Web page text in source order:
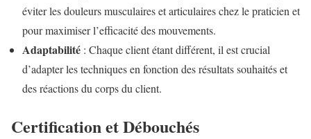
éviter les douleurs musculaires et articulaires chez le praticien et
pour maximiser l’efficacité des mouvements.
Adaptabilité : Chaque client étant différent, il est crucial
d’adapter les techniques en fonction des résultats souhaités et
des réactions du corps du client.
Certification et Débouchés